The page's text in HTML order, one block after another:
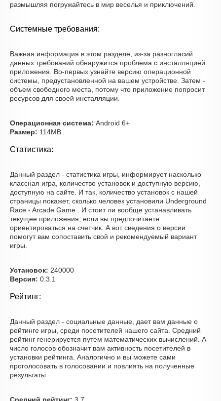
размышляя погружайтесь в мир веселья и приключений.
Системные требования:
Важная информация в этом разделе, из-за разногласий
данных требований обнаружится проблема с инсталляцией
приложения. Во-первых узнайте версию операционной
системы, предустановленной на вашем устройстве. Затем -
объем свободного места, потому что приложение попросит
ресурсов для своей инсталляции.
Операционная система: Android 6+
Размер: 114MB
Статистика:
Данный раздел - статистика игры, информирует насколько
классная игра, количество установок и доступную версию,
доступную на сайте. И так, количество установок с нашей
страницы покажет, сколько человек установили Underground
Race - Arcade Game . И стоит ли вообще устанавливать
текущее приложения, если вы предпочитаете
ориентироваться на счетчик. А вот сведения о версии
помогут вам сопоставить свой и рекомендуемый вариант
игры.
Установок: 240000
Версия: 0.3.1
Рейтинг:
Данный раздел - социальные данные, дает вам данные о
рейтинге игры, среди посетителей нашего сайта. Средний
рейтинг генерируется путем математических вычислений. А
число голосов обозначит вам активность посетителей в
установки рейтинга. Аналогично и вы можете сами
проголосовать в голосовании и повлиять на полученные
результаты.